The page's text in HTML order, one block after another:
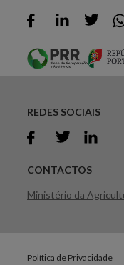
REDES SOCIAIS
CONTACTOS
Ministério da
Política de Privacidade